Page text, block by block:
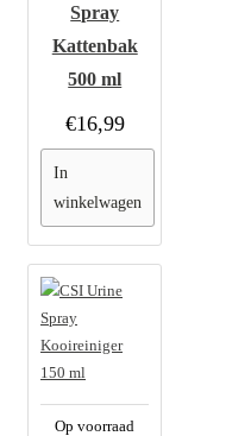
Spray
Kattenbak
500 ml
€16,99
In
winkelwagen
Op voorraad